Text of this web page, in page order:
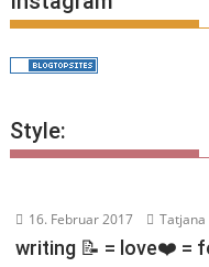
Style:
16. Februar 2017 Tatjana
writing 📝 = love❤️ =